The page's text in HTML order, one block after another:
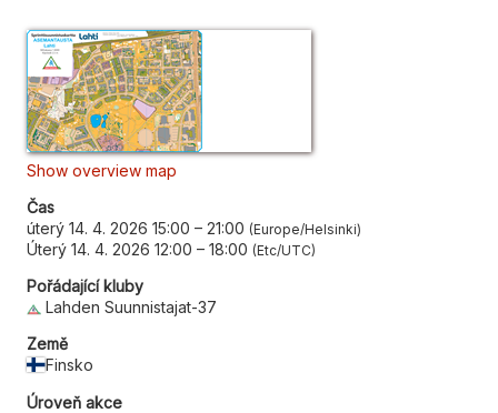
Show overview map
Čas
úterý 14. 4. 2026 15:00 – 21:00 Europe/Helsinki
Úterý 14. 4. 2026 12:00 – 18:00 Etc/UTC
Pořádající kluby
Lahden Suunnistajat-37
Země
Finsko
Úroveň akce